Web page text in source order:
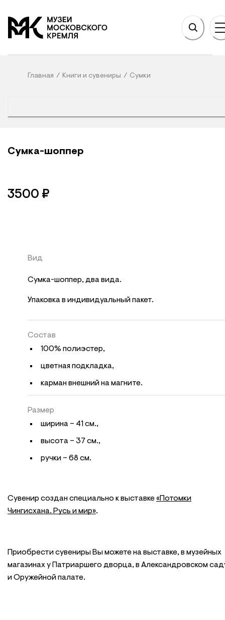
На главную
Главная / Книги и сувениры / Сумки
Сумка-шоппер
3500 ₽
Вид
Сумка-шоппер, два вида.
Упаковка в индивидуальный пакет.
Состав
100% полиэстер,
цветная подкладка,
карман внешний на магните.
Размер
ширина – 41 см.,
высота – 37 см.,
ручки – 68 см.
Сувенир создан специально к выставке«Потомки
Чингисхана. Русь и мир».
Приобрести сувениры Вы можете на выставке, в музейных
магазинах у Патриаршего дворца, в Александровском
и Оружейной палате.